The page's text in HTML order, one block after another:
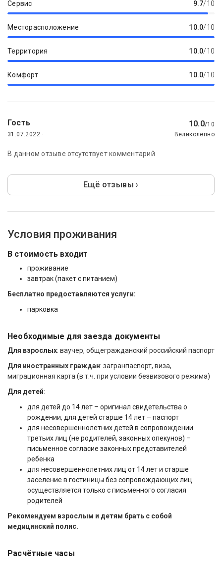
Сервис 9.7/10
Месторасположение 10.0/10
Территория 10.0/10
Комфорт 10.0/10
Гость 10.0/10
31.07.2022 ·
Великолепно
В данном отзыве отсутствует комментарий
Ещё отзывы ›
Условия проживания
В стоимость входит
проживание
завтрак (пакет с питанием)
Бесплатно предоставляются услуги:
парковка
Необходимые для заезда документы
Для взрослых: ваучер, общегражданский российский паспорт
Для иностранных граждан: загранпаспорт, виза,
миграционная карта (в т.ч. при условии безвизового режима)
Для детей:
для детей до 14 лет – оригинал свидетельства о
рождении, для детей старше 14 лет – паспорт
для несовершеннолетних детей в сопровождении
третьих лиц (не родителей, законных опекунов) –
письменное согласие законных представителей
ребенка
для несовершеннолетних лиц от 14 лет и старше
заселение в гостиницы без сопровождающих лиц
осуществляется только с письменного согласия
родителей
Рекомендуем взрослым и детям брать с собой
медицинский полис.
Расчётные часы